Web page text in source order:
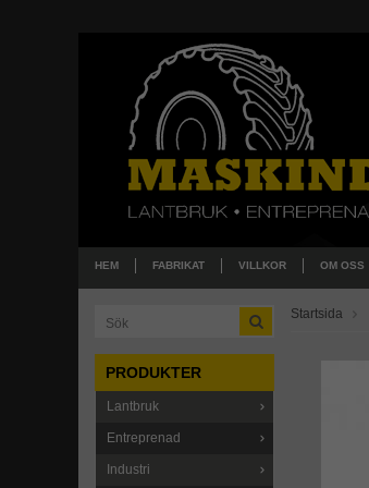
HEM FABRIKAT VILLKOR OM OSS
PRODUKTER
Lantbruk
Entreprenad
Industri
Startsida